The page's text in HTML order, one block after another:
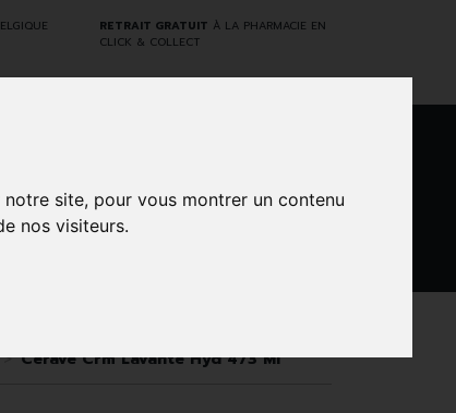
site, pour vous montrer un contenu
nos visiteurs.
RETRAIT GRATUIT À LA PHARMACIE EN
CLICK & COLLECT
Cerave Crm Lavante Hyd 473 Ml